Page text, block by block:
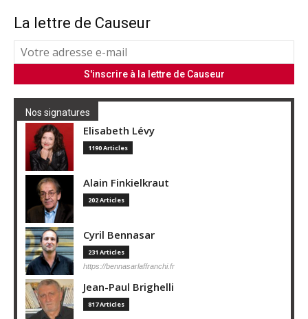
La lettre de Causeur
Nos signatures
Elisabeth Lévy
1190 Articles
Alain Finkielkraut
202 Articles
Cyril Bennasar
231 Articles
https://bennasarlaffranchi.fr
Jean-Paul Brighelli
817 Articles